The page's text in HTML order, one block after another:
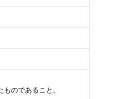
のであること。